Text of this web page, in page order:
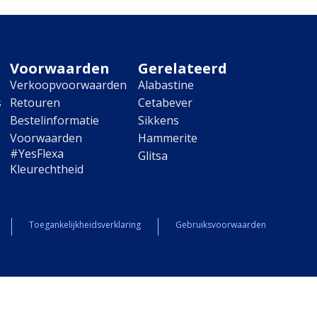
Voorwaarden
Verkoopvoorwaarden
Retouren
Bestelinformatie
Voorwaarden
#YesFlexa
Kleurechtheid
Gerelateerd
Alabastine
Cetabever
Sikkens
Hammerite
Glitsa
Toegankelijkheidsverklaring Gebruiksvoorwaarden